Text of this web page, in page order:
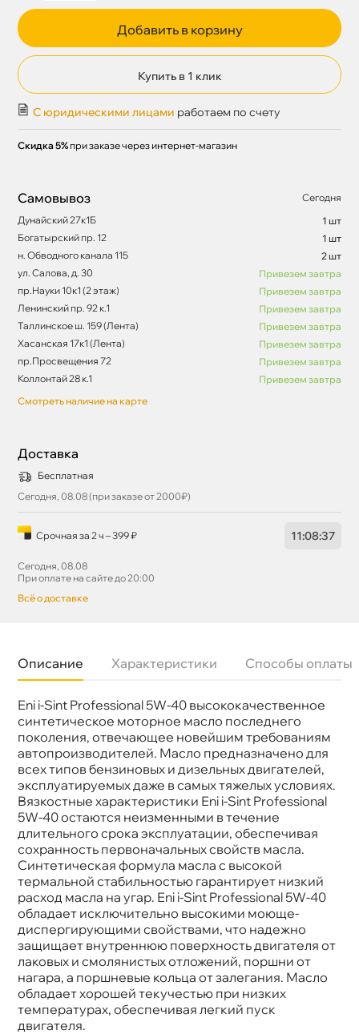
Добавить в корзину
Купить в 1 клик
С юридическими лицами работаем по счету
Скидка 5% при заказе через интернет-магазин
Самовывоз
Сегодня
Дунайский 27к1Б
1 шт
Богатырский пр. 12
1 шт
н. Обводного канала 115
2 шт
ул. Салова, д. 30
Привезем завтра
пр.Науки 10к1 (2 этаж)
Привезем завтра
Ленинский пр. 92 к.1
Привезем завтра
Таллинское ш. 159 (Лента)
Привезем завтра
Хасанская 17к1 (Лента)
Привезем завтра
пр.Просвещения 72
Привезем завтра
Коллонтай 28 к.1
Привезем завтра
Смотреть наличие на карте
Доставка
Бесплатная
Сегодня, 08.08 (при заказе от 2000₽)
Срочная за 2 ч – 399 ₽ 11:08:36
Сегодня, 08.08
При оплате на сайте до 20:00
сё о доставке
Описание Характеристики Способы оплаты
Еni i-Sint Professional 5W-40 высококачественное
синтетическое моторное масло последнего
поколения, отвечающее новейшим требованиям
автопроизводителей. Масло предназначено для
сех типов бензиновых и дизельных двигателей,
эксплуатируемых даже в самых тяжелых условиях.
язкостные характеристики Еni i-Sint Professional
5W-40 остаются неизменными в течение
длительного срока эксплуатации, обеспечивая
сохранность первоначальных свойств масла.
Синтетическая формула масла с высокой
термальной стабильностью гарантирует низкий
расход масла на угар. Еni i-Sint Professional 5W-40
обладает исключительно высокими моюще-
диспергирующими свойствами, что надежно
защищает внутреннюю поверхность двигателя от
лаковых и смолянистых отложений, поршни от
нагара, а поршневые кольца от залегания. Масло
обладает хорошей текучестью при низких
температурах, обеспечивая легкий пуск
двигателя.
язкость
5W-40
Тип масла
Синтетика
Допуски
API SL/CF, ACEA A3/B4-10, MB 229.1 level,VW
501 01,505 00 quality
Объем
1л
Артикул
103596